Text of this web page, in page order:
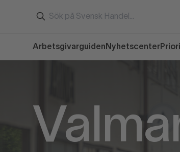
Arbetsgivarguiden Nyhetscenter